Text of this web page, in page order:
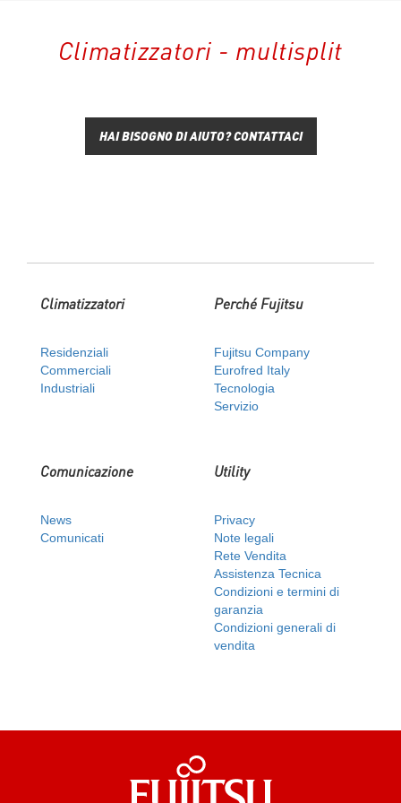
Climatizzatori - multisplit
HAI BISOGNO DI AIUTO? CONTATTACI
Climatizzatori
Residenziali
Commerciali
Industriali
Perché Fujitsu
Fujitsu Company
Eurofred Italy
Tecnologia
Servizio
Comunicazione
News
Comunicati
Utility
Privacy
Note legali
Rete Vendita
Assistenza Tecnica
Condizioni e termini di
garanzia
Condizioni generali di
vendita